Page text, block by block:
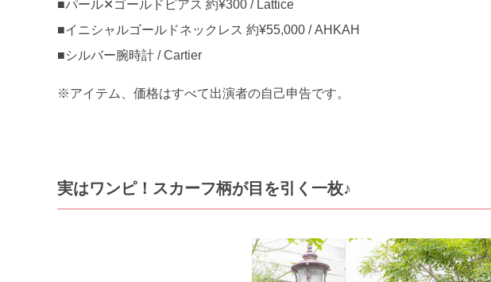
■パール✕ゴールドピアス 約¥300 / Lattice
■イニシャルゴールドネックレス 約¥55,000 / AHKAH
■シルバー腕時計 / Cartier
※アイテム、価格はすべて出演者の自己申告です。
実はワンピ！スカーフ柄が目を引く一枚♪